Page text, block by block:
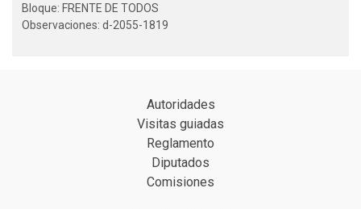
Bloque: FRENTE DE TODOS
Observaciones: d-2055-1819
Autoridades
Visitas guiadas
Reglamento
Diputados
Comisiones